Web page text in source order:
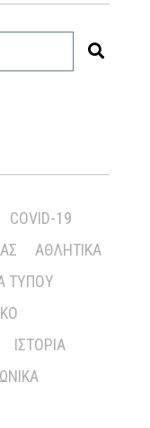
COVID-19
ΑΘΛΗΤΙΚΆ
ΤΎΠΟΥ
ΙΣΤΟΡΊΑ